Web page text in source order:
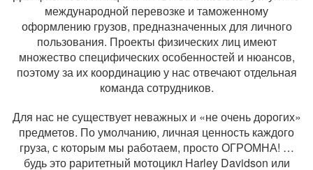
международной перевозке и таможенному
оформлению грузов, предназначенных для личного
пользования. Проекты физических лиц имеют
множество специфических особенностей и нюансов,
поэтому за их координацию у нас отвечают отдельная
команда сотрудников.
Для нас не существует неважных и «не очень дорогих»
предметов. По умолчанию, личная ценность каждого
груза, с которым мы работаем, просто ОГРОМНА! …
будь это раритетный мотоцикл Harley Davidson или